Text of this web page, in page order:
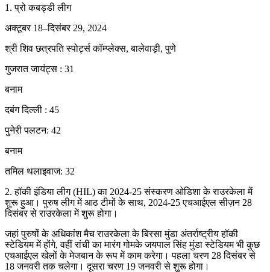
1. प्रो कबड्डी लीग
अक्टूबर 18–दिसंबर 29, 2024
श्री शिव छत्रपति स्पोर्ट्स कॉम्प्लेक्स, बालेवाड़ी, पुणे
गुजरात जायंट्स : 31
बनाम
दबंग दिल्ली : 45
पुनेरी पलटन: 42
बनाम
तमिल थलाइवाज: 32
2. हॉकी इंडिया लीग (HIL) का 2024-25 संस्करण ओडिशा के राउरकेला में
शुरू हुआ। पुरुष लीग में आठ टीमों के साथ, 2024-25 एचआईएल सीज़न 28
दिसंबर से राउरकेला में शुरू होगा।
जहां पुरुषों के अधिकांश मैच राउरकेला के बिरसा मुंडा अंतर्राष्ट्रीय हॉकी
स्टेडियम में होंगे, वहीं रांची का मारंग गोमके जयपाल सिंह मुंडा स्टेडियम भी कुछ
एचआईएल खेलों के मेजबान के रूप में काम करेगा। पहला चरण 28 दिसंबर से
18 जनवरी तक चलेगा। दूसरा चरण 19 जनवरी से शुरू होगा।